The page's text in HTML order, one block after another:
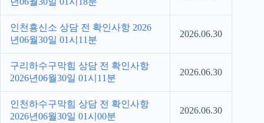
인천흥신소 상담 전 확인사항 2026
년06월30일 01시11분
2026.06.30
구리하수구막힘 상담 전 확인사항
2026년06월30일 01시11분
2026.06.30
인천하수구막힘 상담 전 확인사항
2026년06월30일 01시00분
2026.06.30